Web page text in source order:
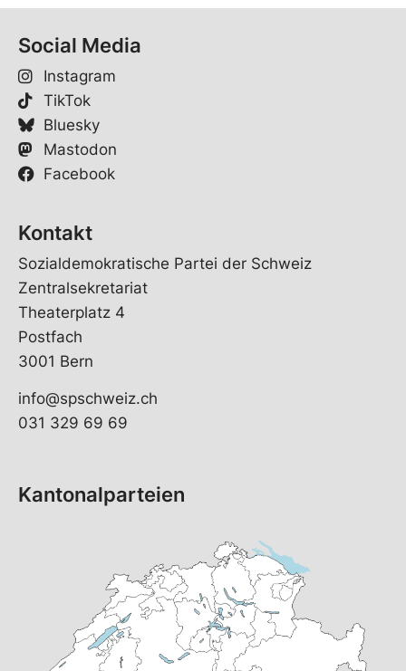
Social Media
Instagram
TikTok
Bluesky
Mastodon
Facebook
Kontakt
Sozialdemokratische Partei der Schweiz
Zentralsekretariat
Theaterplatz 4
Postfach
3001 Bern
info@spschweiz.ch
031 329 69 69
Kantonalparteien